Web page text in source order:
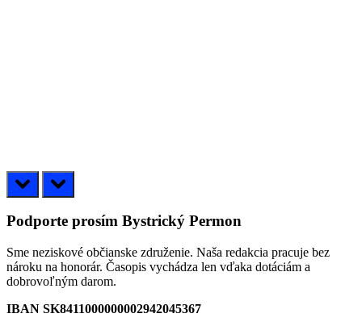
prev next
Podporte prosím Bystrický Permon
Sme neziskové občianske združenie. Naša redakcia pracuje bez
nároku na honorár. Časopis vychádza len vďaka dotáciám a
dobrovoľným darom.
IBAN SK8411000000002942045367